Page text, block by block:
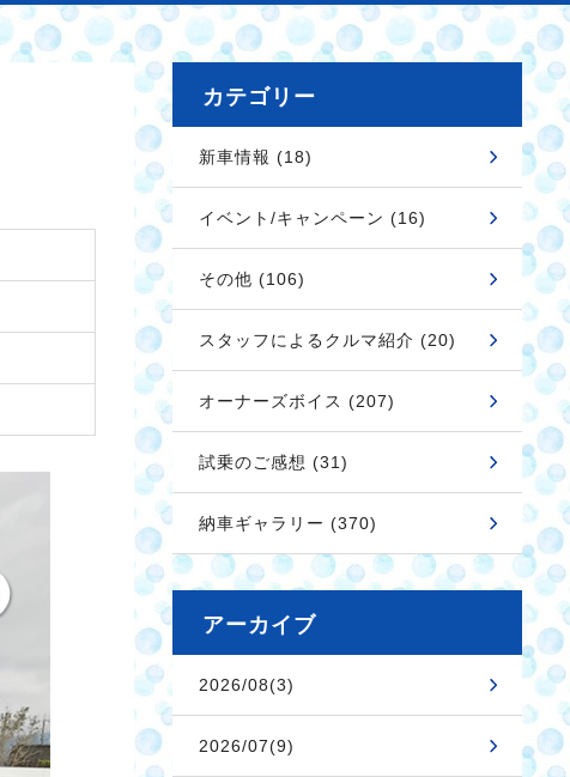
カテゴリー
新車情報 (18)
イベント/キャンペーン (16)
その他 (106)
スタッフによるクルマ紹介 (20)
オーナーズボイス (207)
試乗のご感想 (31)
納車ギャラリー (370)
アーカイブ
2026/08(3)
2026/07(9)